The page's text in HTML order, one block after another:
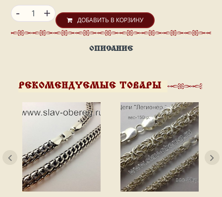
+
- ДОБАВИТЬ В КОРЗИНУ
ОПИСАНИЕ
РЕКОМЕНДУЕМЫЕ ТОВАРЫ